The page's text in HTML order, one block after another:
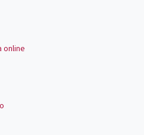
online